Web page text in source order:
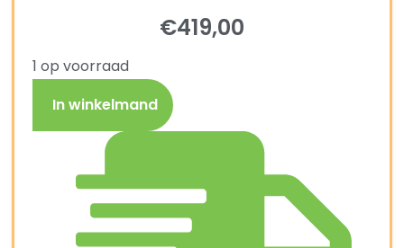
€419,00
1 op voorraad
In winkelmand